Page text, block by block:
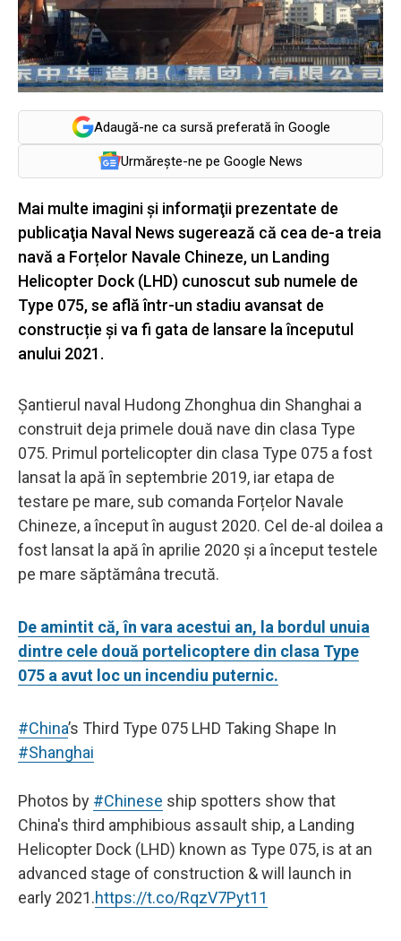
Adaugă-ne ca sursă preferată în Google
Urmărește-ne pe Google News
Mai multe imagini şi informaţii prezentate de
publicaţia Naval News sugerează că cea de-a treia
navă a Forțelor Navale Chineze, un Landing
Helicopter Dock (LHD) cunoscut sub numele de
Type 075, se află într-un stadiu avansat de
construcție și va fi gata de lansare la începutul
anului 2021.
Șantierul naval Hudong Zhonghua din Shanghai a
construit deja primele două nave din clasa Type
075. Primul portelicopter din clasa Type 075 a fost
lansat la apă în septembrie 2019, iar etapa de
testare pe mare, sub comanda Forțelor Navale
Chineze, a început în august 2020. Cel de-al doilea a
fost lansat la apă în aprilie 2020 și a început testele
pe mare săptămâna trecută.
De amintit că, în vara acestui an, la bordul unuia
dintre cele două portelicoptere din clasa Type
075 a avut loc un incendiu puternic.
#China’s Third Type 075 LHD Taking Shape In
#Shanghai
Photos by #Chinese ship spotters show that
China's third amphibious assault ship, a Landing
Helicopter Dock (LHD) known as Type 075, is at an
advanced stage of construction & will launch in
early 2021.https://t.co/RqzV7Pyt11